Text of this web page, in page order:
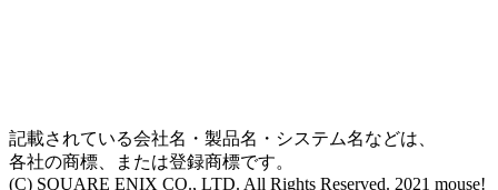
記載されている会社名・製品名・システム名などは、
各社の商標、または登録商標です。
(C) SQUARE ENIX CO., LTD. All Rights Reserved. 2021 mouse!